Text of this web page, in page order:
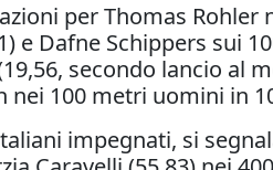
per Thomas Rohler
e Dafne Schippers sui
secondo lancio al
nei 100 metri uomini in
impegnati, si